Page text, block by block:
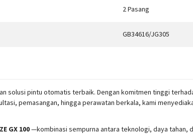
2 Pasang
GB34616/JG305
solusi pintu otomatis terbaik. Dengan komitmen tinggi
pemasangan, hingga perawatan berkala, kami
GX 100—kombinasi sempurna antara teknologi, daya tahan,